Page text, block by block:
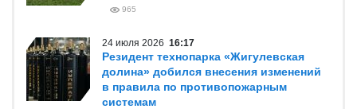
965
24 июля 2026 16:17
Резидент технопарка «Жигулевская
долина» добился внесения изменений
в правила по противопожарным
системам